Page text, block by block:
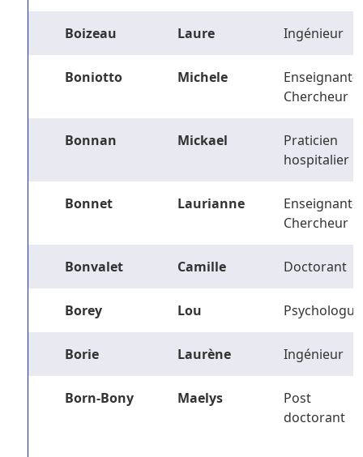
Boizeau Laure Ingénieur
Boniotto Michele
Enseignant-
Chercheur
Bonnan Mickael
Praticien
hospitalier
Bonnet Laurianne
Enseignant-
Chercheur
Bonvalet Camille Doctorant
Borey Lou Psychologue
Borie Laurène Ingénieur
Born-Bony Maelys
Post
doctorant